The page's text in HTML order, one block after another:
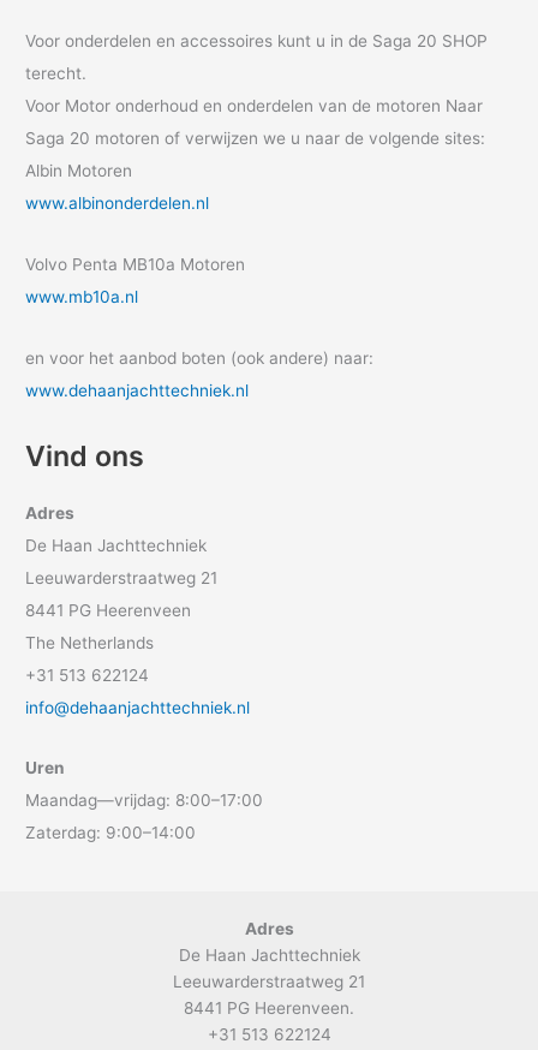
Voor onderdelen en accessoires kunt u in de Saga 20 SHOP
terecht.
Voor Motor onderhoud en onderdelen van de motoren Naar
Saga 20 motoren of verwijzen we u naar de volgende sites:
Albin Motoren
www.albinonderdelen.nl
Volvo Penta MB10a Motoren
www.mb10a.nl
en voor het aanbod boten (ook andere) naar:
www.dehaanjachttechniek.nl
Vind ons
Adres
De Haan Jachttechniek
Leeuwarderstraatweg 21
8441 PG Heerenveen
The Netherlands
+31 513 622124
info@dehaanjachttechniek.nl
Uren
Maandag—vrijdag: 8:00–17:00
Zaterdag: 9:00–14:00
Adres
De Haan Jachttechniek
Leeuwarderstraatweg 21
8441 PG Heerenveen.
+31 513 622124